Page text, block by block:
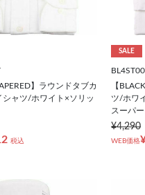
】ラウンドタブカ
シャツ/ホワイト×ソリッ
税込
SALE
【
ツ/ホワ
スーパ
¥4,290
WEB価格